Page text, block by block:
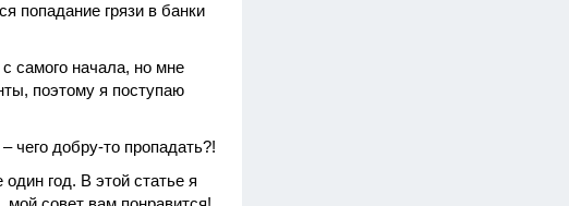
попадание грязи в банки
самого начала, но мне
поэтому я поступаю
чего добру-то пропадать?!
год. В этой статье я